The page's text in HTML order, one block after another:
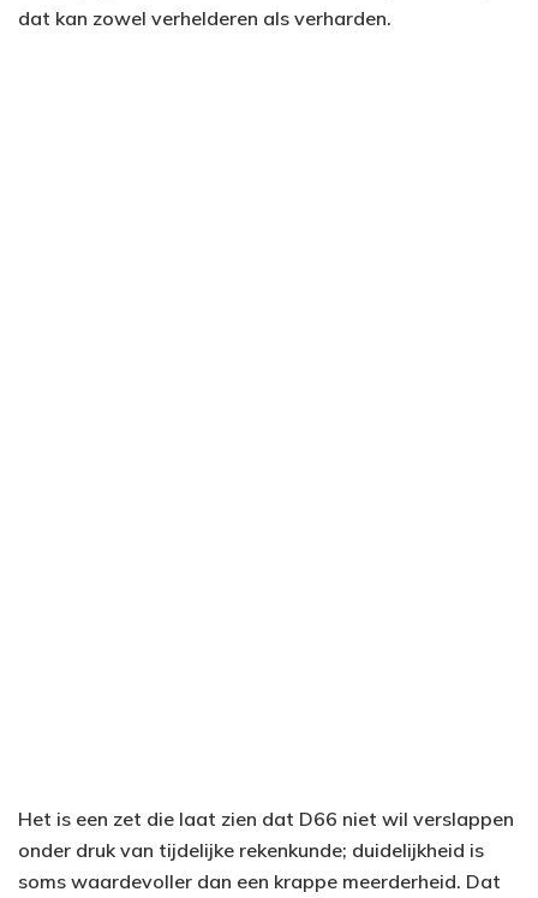
dat kan zowel verhelderen als verharden.
Het is een zet die laat zien dat D66 niet wil verslappen
onder druk van tijdelijke rekenkunde; duidelijkheid is
soms waardevoller dan een krappe meerderheid. Dat